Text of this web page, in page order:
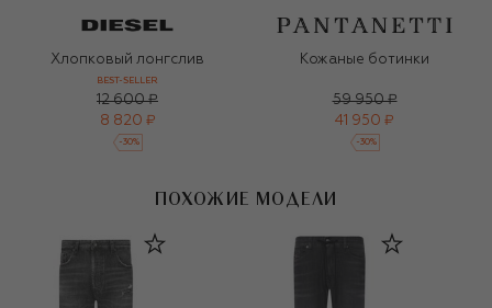
Хлопковый лонгслив
BEST-SELLER
12 600 ₽
8 820 ₽
-30%
Кожаные ботинки
59 950 ₽
41 950 ₽
-30%
ПОХОЖИЕ МОДЕЛИ